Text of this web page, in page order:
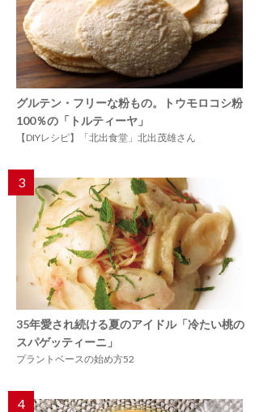
グルテン・フリーな粉もの。トウモロコシ粉
100％の「トルティーヤ」
【DIYレシピ】「北出食堂」北出茂雄さん
3
35年愛され続ける夏のアイドル「冷たい桃の
スパゲッティーニ」
プラントベースの始め方52
4